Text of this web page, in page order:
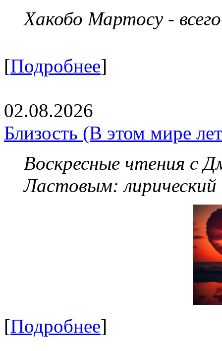
Хакобо Мартосу -
[Подробнее]
02.08.2026
Близость (В этом мире
Воскресные чтения с
Ластовым:
[Подробнее]